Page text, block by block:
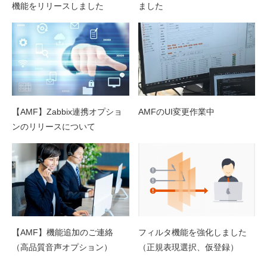
機能をリリースしました
ました
【AMF】Zabbix連携オプショ
ンのリリースについて
AMFのUI変更作業中
【AMF】機能追加のご連絡
（高品質音声オプション）
フィルタ機能を強化しました
（正規表現選択、仮登録）